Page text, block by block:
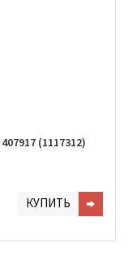
(1117312)
КУПИТЬ